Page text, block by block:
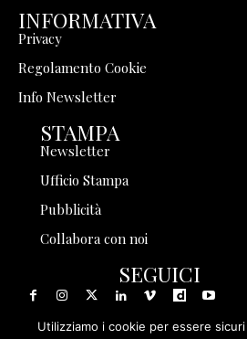
INFORMATIVA
Privacy
Regolamento Cookie
Info Newsletter
STAMPA
Newsletter
Ufficio Stampa
Pubblicità
Collabora con noi
SEGUICI
Utilizziamo i cookie per essere